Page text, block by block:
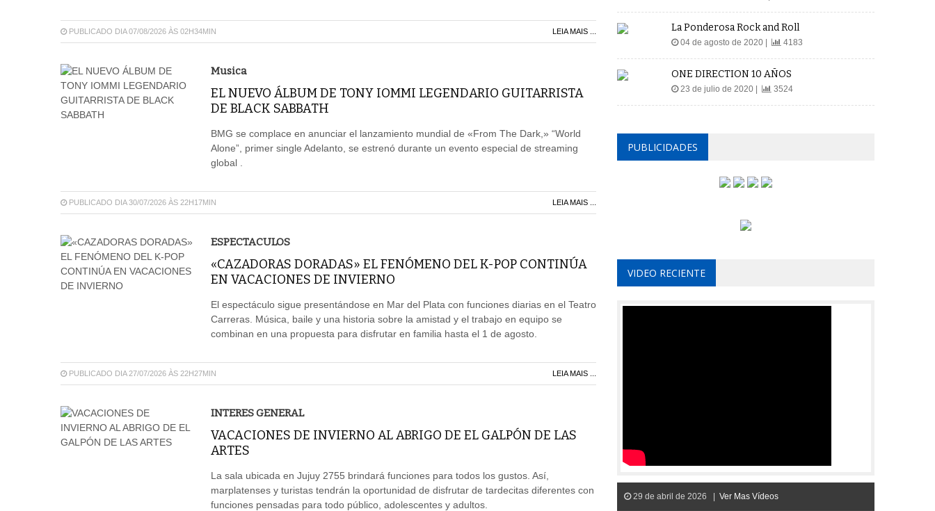
PUBLICADO DIA 07/08/2026 ÀS 02H34MIN LEIA MAIS ...
Musica
EL NUEVO ÁLBUM DE TONY IOMMI LEGENDARIO GUITARRISTA
DE BLACK SABBATH
BMG se complace en anunciar el lanzamiento mundial de «From The Dark,» “World
Alone”, primer single Adelanto, se estrenó durante un evento especial de streaming
global .
PUBLICADO DIA 30/07/2026 ÀS 22H17MIN LEIA MAIS ...
ESPECTACULOS
«CAZADORAS DORADAS» EL FENÓMENO DEL K-POP CONTINÚA
EN VACACIONES DE INVIERNO
El espectáculo sigue presentándose en Mar del Plata con funciones diarias en el Teatro
Carreras. Música, baile y una historia sobre la amistad y el trabajo en equipo se
combinan en una propuesta para disfrutar en familia hasta el 1 de agosto.
PUBLICADO DIA 27/07/2026 ÀS 22H27MIN LEIA MAIS ...
INTERES GENERAL
VACACIONES DE INVIERNO AL ABRIGO DE EL GALPÓN DE LAS
ARTES
La sala ubicada en Jujuy 2755 brindará funciones para todos los gustos. Así,
marplatenses y turistas tendrán la oportunidad de disfrutar de tardecitas diferentes con
funciones pensadas para todo público, adolescentes y adultos.
La Ponderosa Rock and Roll
04 de agosto de 2020 | 4183
ONE DIRECTION 10 AÑOS
23 de julio de 2020 | 3524
PUBLICIDADES
VIDEO RECIENTE
29 de abril de 2026 | Ver Mas Vídeos